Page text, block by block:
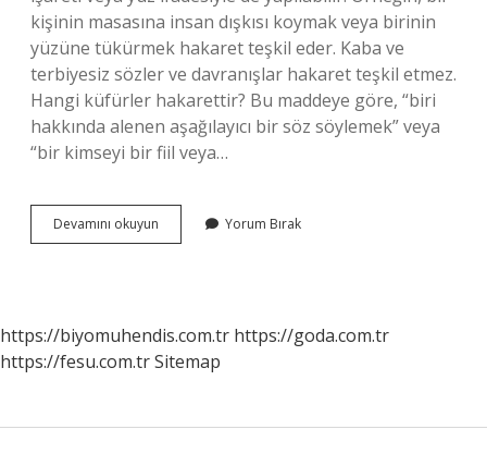
kişinin masasına insan dışkısı koymak veya birinin
yüzüne tükürmek hakaret teşkil eder. Kaba ve
terbiyesiz sözler ve davranışlar hakaret teşkil etmez.
Hangi küfürler hakarettir? Bu maddeye göre, “biri
hakkında alenen aşağılayıcı bir söz söylemek” veya
“bir kimseyi bir fiil veya…
Devamını okuyun
Hakaret
Yorum Bırak
https://biyomuhendis.com.tr https://goda.com.tr
https://fesu.com.trSitemap